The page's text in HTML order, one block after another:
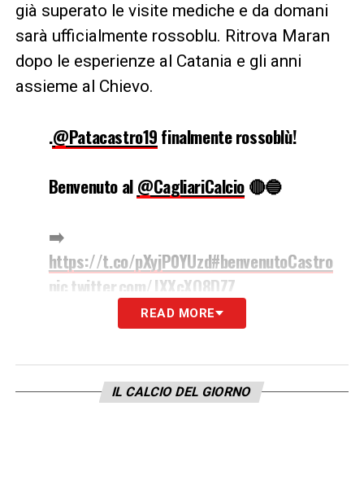
già superato le visite mediche e da domani
sarà ufficialmente rossoblu. Ritrova Maran
dopo le esperienze al Catania e gli anni
assieme al Chievo.
.@Patacastro19finalmente rossoblù!
Benvenuto al@CagliariCalcio🔴🔵
➡️
https://t.co/pXyjP0YUzd#benvenutoCastro
pic.twitter.com/JXXcXQ8DZZ
— Cagliari Calcio (@CagliariCalcio)
June 30, 2018
READ MORE
IL CALCIO DEL GIORNO